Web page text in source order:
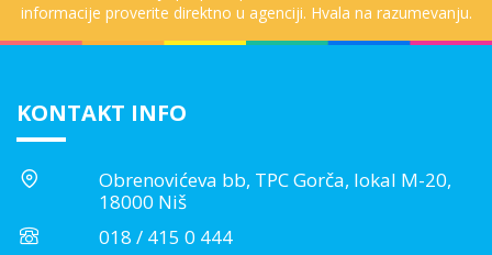
informacije proverite direktno u agenciji. Hvala na razumevanju.
KONTAKT INFO
Obrenovićeva bb, TPC Gorča, lokal M-20,
18000 Niš
018 / 415 0 444